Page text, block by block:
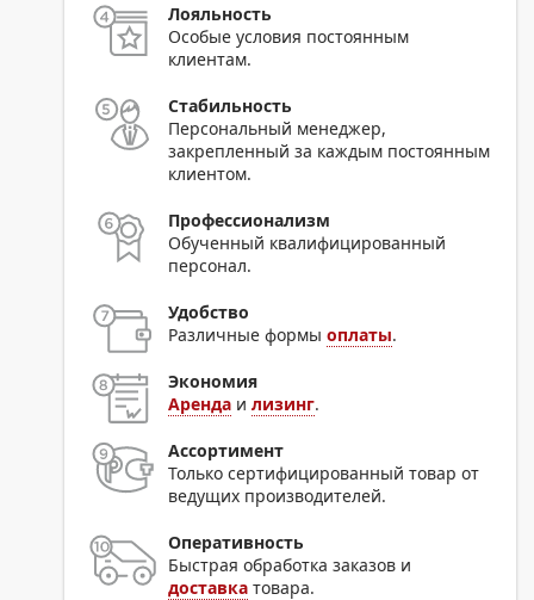
Лояльность
Особые условия постоянным
клиентам.
Стабильность
Персональный менеджер,
закрепленный за каждым постоянным
клиентом.
Профессионализм
Обученный квалифицированный
персонал.
Удобство
Различные формыоплаты.
Экономия
Аренда илизинг.
Ассортимент
Только сертифицированный товар от
ведущих производителей.
Оперативность
Быстрая обработка заказов и
доставка товара.